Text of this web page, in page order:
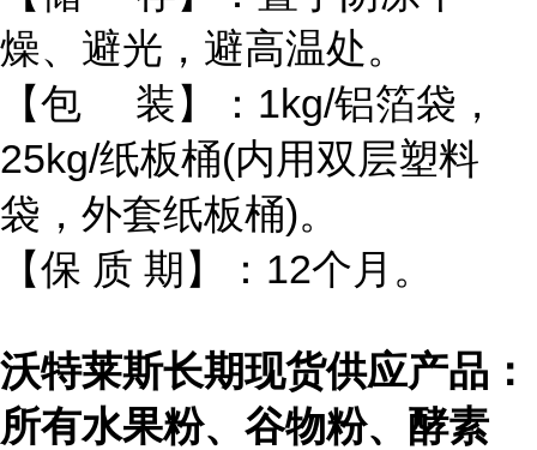
燥、避光，避高温处。
【包 装】：1kg/铝箔袋，
25kg/纸板桶(内用双层塑料
袋，外套纸板桶)。
【保 质 期】：12个月。
沃特莱斯长期现货供应产品：
所有水果粉、谷物粉、酵素